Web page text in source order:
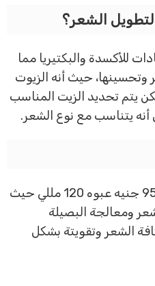
الشعر؟
للأكسدة والبكتيريا مما
حيث أنه الزيوت
يتم تحديد الزيت المناسب
يتناسب مع نوع الشعر.
يتوفر زيت فيفيدول بسعر 95 جنيه عبوه 120 مللي حيث
ومعالجة البصيلة
الشعر وتقويتة بشكل